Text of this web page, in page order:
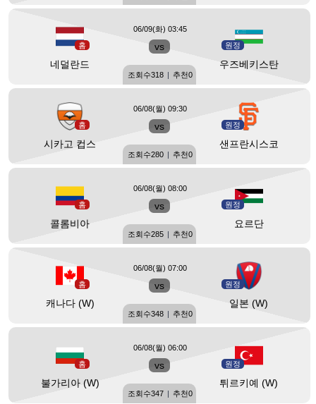
홈
네덜란드
vs 원정
우즈베키스탄
06/09(화) 03:45
조회수318 | 추천0
홈
시카고 컵스
vs 원정
샌프란시스코
06/08(월) 09:30
조회수280 | 추천0
홈
콜롬비아
vs 원정
요르단
06/08(월) 08:00
조회수285 | 추천0
홈
캐나다 (W)
vs 원정
일본 (W)
06/08(월) 07:00
조회수348 | 추천0
홈
불가리아 (W)
vs 원정
튀르키예 (W)
06/08(월) 06:00
조회수347 | 추천0